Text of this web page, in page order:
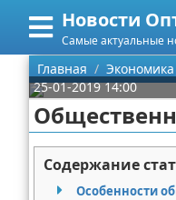
Новости
Самые актуальные
Меню
Главная
Категории
Информационные
Автомобили
Поиск
О проекте
Главная Экономика
25-01-2019 14:00
Содержание
Особенности